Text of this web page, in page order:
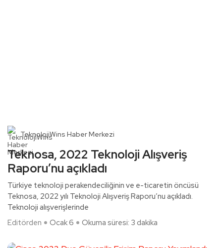
TeknolojiWins Haber Merkezi
Teknosa, 2022 Teknoloji Alışveriş
Raporu’nu açıkladı
Türkiye teknoloji perakendeciliğinin ve e-ticaretin öncüsü
Teknosa, 2022 yılı Teknoloji Alışveriş Raporu’nu açıkladı.
Teknoloji alışverişlerinde
Editörden
Ocak 6 Okuma süresi: 3 dakika